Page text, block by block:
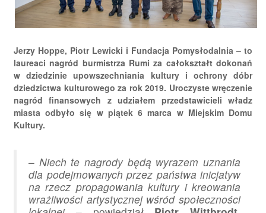
Jerzy Hoppe, Piotr Lewicki i Fundacja Pomysłodalnia – to
laureaci nagród burmistrza Rumi za całokształt dokonań
w dziedzinie upowszechniania kultury i ochrony dóbr
dziedzictwa kulturowego za rok 2019. Uroczyste wręczenie
nagród finansowych z udziałem przedstawicieli władz
miasta odbyło się w piątek 6 marca w Miejskim Domu
Kultury.
– Niech te nagrody będą wyrazem uznania
dla podejmowanych przez państwa inicjatyw
na rzecz propagowania kultury i kreowania
wrażliwości artystycznej wśród społeczności